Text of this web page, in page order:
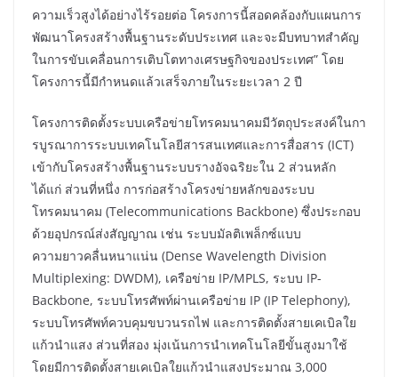
ความเร็วสูงได้อย่างไร้รอยต่อ โครงการนี้สอดคล้องกับแผนการ
พัฒนาโครงสร้างพื้นฐานระดับประเทศ และจะมีบทบาทสำคัญ
ในการขับเคลื่อนการเติบโตทางเศรษฐกิจของประเทศ” โดย
โครงการนี้มีกำหนดแล้วเสร็จภายในระยะเวลา 2 ปี
โครงการติดตั้งระบบเครือข่ายโทรคมนาคมมีวัตถุประสงค์ในกา
รบูรณาการระบบเทคโนโลยีสารสนเทศและการสื่อสาร (ICT)
เข้ากับโครงสร้างพื้นฐานระบบรางอัจฉริยะใน 2 ส่วนหลัก
ได้แก่ ส่วนที่หนึ่ง การก่อสร้างโครงข่ายหลักของระบบ
โทรคมนาคม (Telecommunications Backbone) ซึ่งประกอบ
ด้วยอุปกรณ์ส่งสัญญาณ เช่น ระบบมัลติเพล็กซ์แบบ
ความยาวคลื่นหนาแน่น (Dense Wavelength Division
Multiplexing: DWDM), เครือข่าย IP/MPLS, ระบบ IP-
Backbone, ระบบโทรศัพท์ผ่านเครือข่าย IP (IP Telephony),
ระบบโทรศัพท์ควบคุมขบวนรถไฟ และการติดตั้งสายเคเบิลใย
แก้วนำแสง ส่วนที่สอง มุ่งเน้นการนำเทคโนโลยีขั้นสูงมาใช้
โดยมีการติดตั้งสายเคเบิลใยแก้วนำแสงประมาณ 3,000